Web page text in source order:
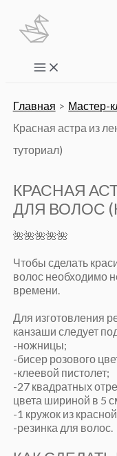
Перейти
содержимому
Main
Menu
Главная
Мастер-
Красная астра из
туториал)
КРАСНАЯ
ДЛЯ ВОЛОС
🌺🌺🌺🌺🌺
Чтобы сделать
волос необходимо
времени.
Для изготовления
канзаши следует
-ножницы;
-бисер розового
-клеевой пистолет;
-27 квадратных
цвета шириной в 5
-1 кружок из
-резинка для волос.